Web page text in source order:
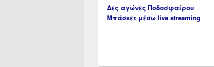
Δες αγώνες Ποδοσφαίρου
Μπάσκετ μέσω live streaming